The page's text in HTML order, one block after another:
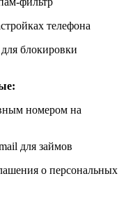
телефона
блокировки
номером на
для займов
о персональных